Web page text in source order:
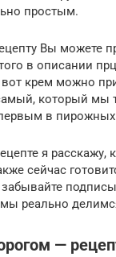
простым.
Вы можете
в описании
крем можно
который мы
в
я расскажу,
сейчас
мы реально
—